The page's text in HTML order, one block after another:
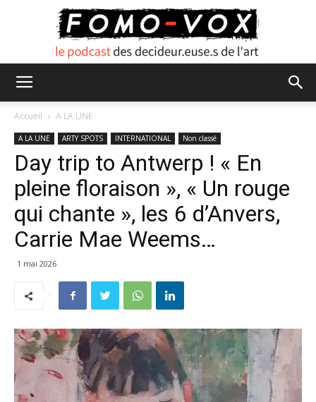
Accueil A LA UNE
A LA UNE ARTY SPOTS INTERNATIONAL Non classé
Day trip to Antwerp ! « En
pleine floraison », « Un rouge
qui chante », les 6 d’Anvers,
Carrie Mae Weems…
1 mai 2026